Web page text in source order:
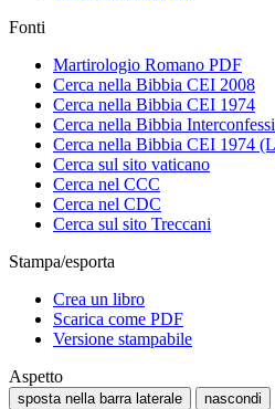
Fonti
Martirologio Romano PDF
Cerca nella Bibbia CEI 2008
Cerca nella Bibbia CEI 1974
Cerca nella Bibbia
Cerca nella Bibbia CEI 1974
Cerca sul sito vaticano
Cerca nel CCC
Cerca nel CDC
Cerca sul sito Treccani
Stampa/esporta
Crea un libro
Scarica come PDF
Versione stampabile
Aspetto
sposta nella barra laterale nascondi